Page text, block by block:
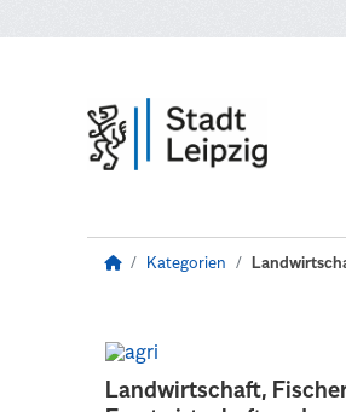
Kategorien
Landwirtschaft,